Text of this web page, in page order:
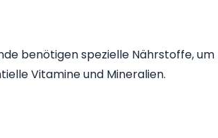
benötigen spezielle Nährstoffe, um
Vitamine und Mineralien.